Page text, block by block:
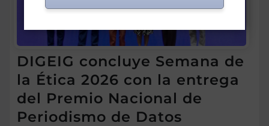
DIGEIG concluye Semana de
la Ética 2026 con la entrega
del Premio Nacional de
Periodismo de Datos